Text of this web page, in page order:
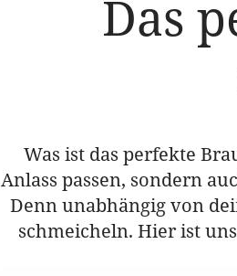
Das
Was ist das perfekte
Anlass passen, sondern
Denn unabhängig von
schmeicheln. Hier ist